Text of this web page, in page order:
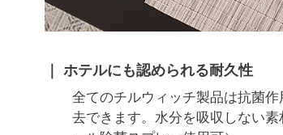
ホテルにも認められる耐久性
全てのチルウィッチ製品は抗菌
去できます。水分を吸収しない